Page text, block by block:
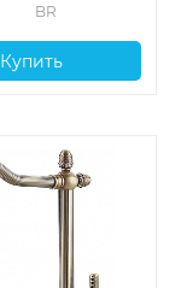
BR
Купить